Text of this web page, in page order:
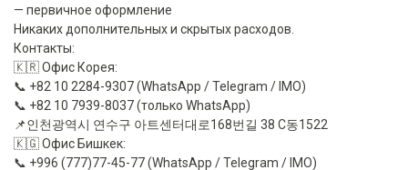
— первичное оформление
Никаких дополнительных и скрытых расходов.
Контакты:
🇰🇷 Офис Корея:
📞 +82 10 2284-9307 (WhatsApp / Telegram / IMO)
📞 +82 10 7939-8037 (только WhatsApp)
📌인천광역시 연수구 아트센터대로168번길 38 C동1522
🇰🇬 Офис Бишкек:
📞 +996 (777)77-45-77 (WhatsApp / Telegram / IMO)